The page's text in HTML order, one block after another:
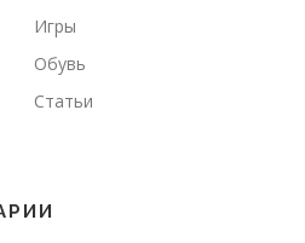
Игры
Обувь
Статьи